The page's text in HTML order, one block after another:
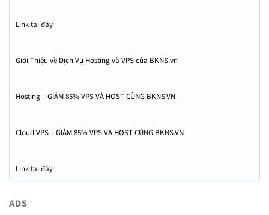
Link tại đây
Giới Thiệu về Dịch Vụ Hosting và VPS của BKNS.vn
Hosting – GIẢM 85% VPS VÀ HOST CÙNG BKNS.VN
Cloud VPS – GIẢM 85% VPS VÀ HOST CÙNG BKNS.VN
Link tại đây
ADS